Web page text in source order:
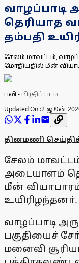
வாழப்பாடி
தெரியாத
தம்பதி
சேலம் மாவட்டம்,
மோதியதில் மீன்
பலி - பிரதிப் படம்
Updated On :2 ஜூன்
தினமணி
சேலம்
அடையாளம்
மீன்
உயிரிழந்தனா்.
வாழப்பாடி
பகுதியைச்
மனைவி